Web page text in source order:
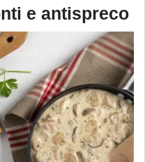
e antispreco